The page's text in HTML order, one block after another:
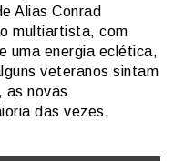
Alias Conrad
multiartista, com
uma energia eclética,
veteranos sintam
as novas
das vezes,